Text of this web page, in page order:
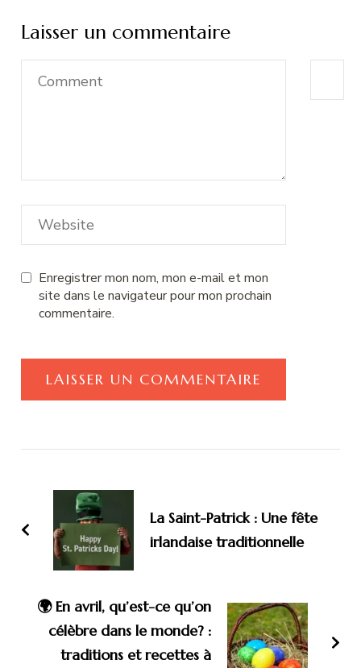
Laisser un commentaire
Enregistrer mon nom, mon e-mail et mon
site dans le navigateur pour mon prochain
commentaire.
Navigation
La Saint-Patrick : Une fête
irlandaise traditionnelle
🌍 En avril, qu’est-ce qu’on
célèbre dans le monde? :
traditions et recettes à